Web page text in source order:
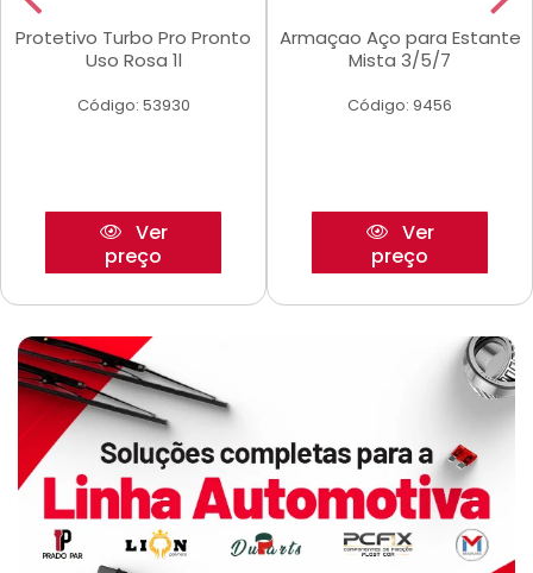
Protetivo Turbo Pro Pronto
Uso Rosa 1l
Código: 53930
Ver
preço
Armaçao Aço para Estante
Mista 3/5/7
Código: 9456
Ver
preço